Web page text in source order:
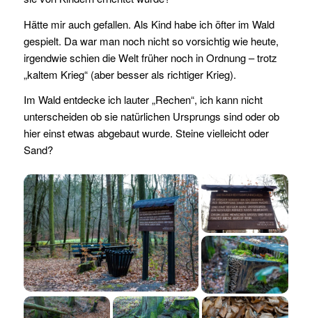
Hätte mir auch gefallen. Als Kind habe ich öfter im Wald
gespielt. Da war man noch nicht so vorsichtig wie heute,
irgendwie schien die Welt früher noch in Ordnung – trotz
„kaltem Krieg“ (aber besser als richtiger Krieg).
Im Wald entdecke ich lauter „Rechen“, ich kann nicht
unterscheiden ob sie natürlichen Ursprungs sind oder ob
hier einst etwas abgebaut wurde. Steine vielleicht oder
Sand?